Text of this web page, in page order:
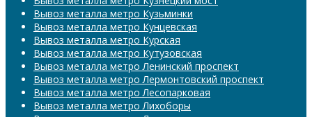
Вывоз металла метро Кузьминки
Вывоз металла метро Кунцевская
Вывоз металла метро Курская
Вывоз металла метро Кутузовская
Вывоз металла метро Ленинский проспект
Вывоз металла метро Лермонтовский проспект
Вывоз металла метро Лесопарковая
Вывоз металла метро Лихоборы